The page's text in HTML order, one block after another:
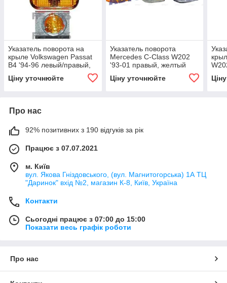
Указатель поворота на
крыле Volkswagen Passat
B4 '94-96 левый/правый,
Ціну уточнюйте
Указатель поворота
Mercedes C-Class W202
'93-01 правый, желтый
Ціну уточнюйте
Про нас
92% позитивних з 190 відгуків за рік
Працює з 07.07.2021
м. Київ
вул. Якова Гніздовського, (вул. Магнитогорська) 1А ТЦ
"Даринок" вхід №2, магазин К-8, Київ, Україна
Контакти
Сьогодні працює з 07:00 до 15:00
Показати весь графік роботи
Про нас